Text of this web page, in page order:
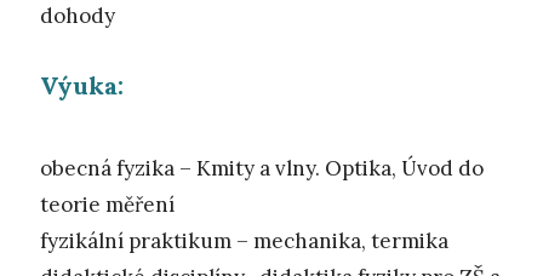
dohody
Výuka:
obecná fyzika – Kmity a vlny. Optika, Úvod do
teorie měření
fyzikální praktikum – mechanika, termika